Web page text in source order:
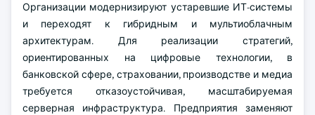
Организации модернизируют устаревшие ИТ-системы
и переходят к гибридным и мультиоблачным
архитектурам. Для реализации стратегий,
ориентированных на цифровые технологии, в
банковской сфере, страховании, производстве и медиа
требуется отказоустойчивая, масштабируемая
серверная инфраструктура. Предприятия заменяют